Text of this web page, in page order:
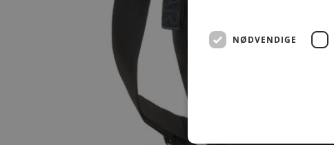
NØDVENDIGE